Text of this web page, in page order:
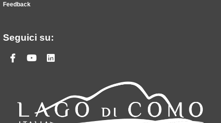
Feedback
Seguici su:
Facebook
Youtube